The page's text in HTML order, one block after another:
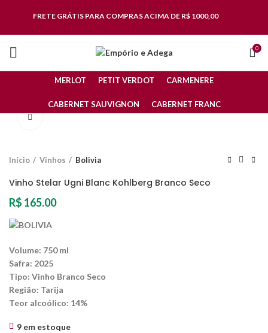
FRETE GRÁTIS PARA COMPRAS ACIMA DE R$ 1000,00
0
MERLOT PETIT VERDOT CARMENERE
CABERNET SAUVIGNON
CABERNET FRANC
Início Vinhos Bolivia
Vinho Stelar Ugni Blanc Kohlberg Branco Seco
R$ 165.00
Volume: 750 ml
Safra: 2025
Tipo: Vinho Branco Seco
Região: Tarija
Teor alcoólico: 14%
9 em estoque